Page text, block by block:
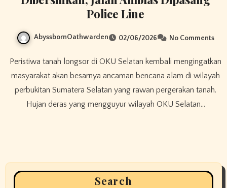
Police Line
AbyssbornOathwarden 02/06/2026 No Comments
Peristiwa tanah longsor di OKU Selatan kembali mengingatkan
masyarakat akan besarnya ancaman bencana alam di wilayah
perbukitan Sumatera Selatan yang rawan pergerakan tanah.
Hujan deras yang mengguyur wilayah OKU Selatan…
Search